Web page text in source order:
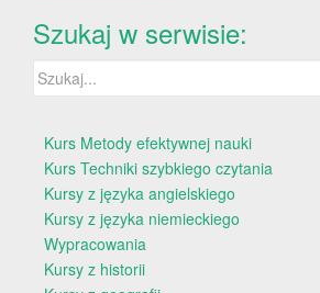
Szukaj w serwisie:
Szukaj:
Kurs Metody efektywnej nauki
Kurs Techniki szybkiego czytania
Kursy z języka angielskiego
Kursy z języka niemieckiego
Wypracowania
Kursy z historii